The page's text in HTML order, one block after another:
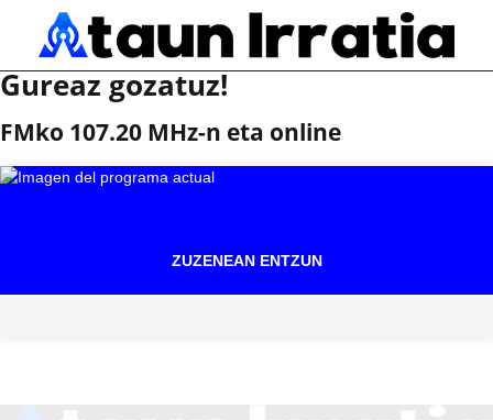
Gureaz gozatuz!
FMko 107.20 MHz-n eta online
ZUZENEAN ENTZUN